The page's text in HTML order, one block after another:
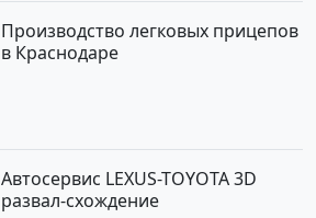
Производство легковых прицепов
в Краснодаре
Автосервис LEXUS-TOYOTA 3D
развал-схождение